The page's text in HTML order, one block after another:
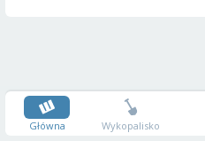
Główna Wykopalisko